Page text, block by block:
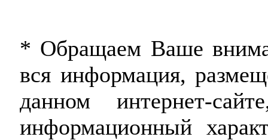
* Обращаем Ваше
вся информация,
данном интернет-
информационный